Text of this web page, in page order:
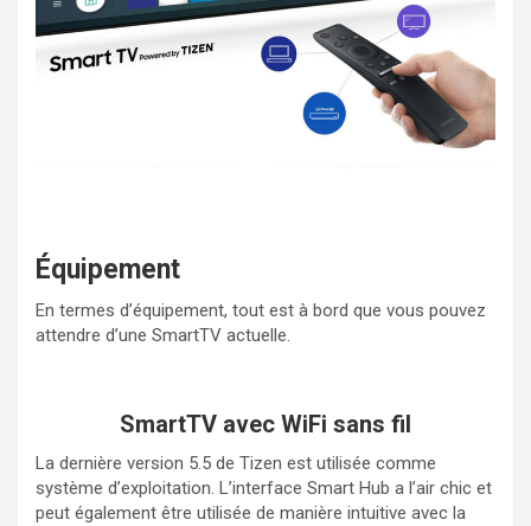
Équipement
En termes d’équipement, tout est à bord que vous pouvez
attendre d’une SmartTV actuelle.
SmartTV avec WiFi sans fil
La dernière version 5.5 de Tizen est utilisée comme
système d’exploitation. L’interface Smart Hub a l’air chic et
peut également être utilisée de manière intuitive avec la